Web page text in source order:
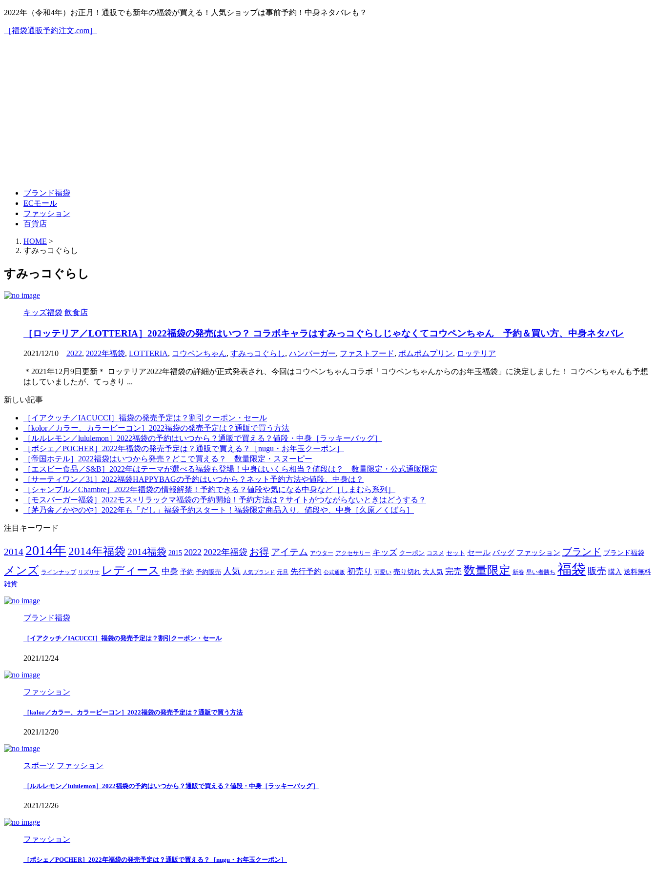
2022年（令和4年）お正月！通販でも新年の福袋が買える！人気ショップは事前予約！中身ネタバレも？
［福袋通販予約注文.com］
ブランド福袋
ECモール
ファッション
百貨店
HOME >
すみっコぐらし
すみっコぐらし
キッズ福袋 飲食店
［ロッテリア／LOTTERIA］2022福袋の発売はいつ？ コラボキャラはすみっコぐらしじゃなくてコウペンちゃん 予約＆買い方、中身ネタバレ
2021/12/10 2022, 2022年福袋, LOTTERIA, コウペンちゃん, すみっコぐらし, ハンバーガー, ファストフード, ポムポムプリン, ロッテリア
＊2021年12月9日更新＊ ロッテリア2022年福袋の詳細が正式発表され、今回はコウペンちゃんコラボ「コウペンちゃんからのお年玉福袋」に決定しました！ コウペンちゃんも予想
はしていましたが、てっきり ...
新しい記事
［イアクッチ／IACUCCI］福袋の発売予定は？割引クーポン・セール
［kolor／カラー、カラービーコン］2022福袋の発売予定は？通販で買う方法
［ルルレモン／lululemon］2022福袋の予約はいつから？通販で買える？値段・中身［ラッキーバッグ］
［ポシェ／POCHER］2022年福袋の発売予定は？通販で買える？［nugu・お年玉クーポン］
［帝国ホテル］2022福袋はいつから発売？どこで買える？ 数量限定・スヌーピー
［エスビー食品／S&B］2022年はテーマが選べる福袋も登場！中身はいくら相当？値段は？ 数量限定・公式通販限定
［サーティワン／31］2022福袋HAPPYBAGの予約はいつから？ネット予約方法や値段、中身は？
［シャンブル／Chambre］2022年福袋の情報解禁！予約できる？値段や気になる中身など［しまむら系列］
［モスバーガー福袋］2022モス×リラックマ福袋の予約開始！予約方法は？サイトがつながらないときはどうする？
［茅乃舎／かやのや］2022年も「だし」福袋予約スタート！福袋限定商品入り。値段や、中身［久原／くばら］
注目キーワード
2014 2014年 2014年福袋 2014福袋 2015 2022 2022年福袋 お得 アイテム アウター アクセサリー キッズ クーポン コスメ セット セール バッグ ファッション ブランド ブランド福袋
メンズ ラインナップ リズリサ レディース 中身 予約 予約販売 人気 人気ブランド 元旦 先行予約 公式通販 初売り 可愛い 売り切れ 大人気 完売 数量限定 新春 早い者勝ち 福袋 販売 購入 送料無料
雑貨
ブランド福袋
［イアクッチ／IACUCCI］福袋の発売予定は？割引クーポン・セール
2021/12/24
ファッション
［kolor／カラー、カラービーコン］2022福袋の発売予定は？通販で買う方法
2021/12/20
スポーツ ファッション
［ルルレモン／lululemon］2022福袋の予約はいつから？通販で買える？値段・中身［ラッキーバッグ］
2021/12/26
ファッション
［ポシェ／POCHER］2022年福袋の発売予定は？通販で買える？［nugu・お年玉クーポン］